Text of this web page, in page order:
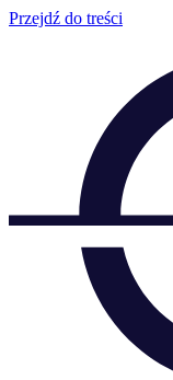
Przejdź do treści